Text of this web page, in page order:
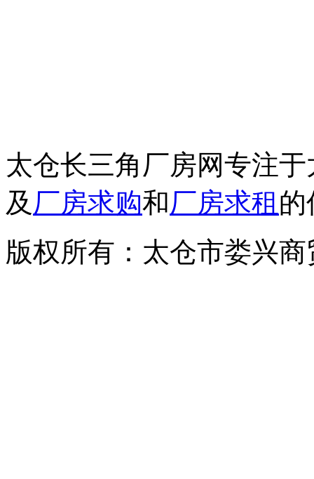
太仓长三角厂房网专注
及 厂房求购和厂房求租 的
版权所有：太仓市娄兴